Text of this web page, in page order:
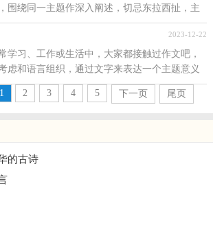
围绕同一主题作深入阐述，切忌东拉西扯，主
么一般作文是怎么写的呢？下面是小...
2023-12-22
学习、工作或生活中，大家都接触过作文吧，
虑和语言组织，通过文字来表达一个主题意义
作文是怎么写的呢？以下是小编...
1 2 3 4 5 下一页 尾页
的古诗